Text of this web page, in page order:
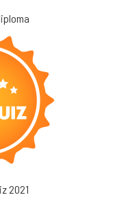
2021